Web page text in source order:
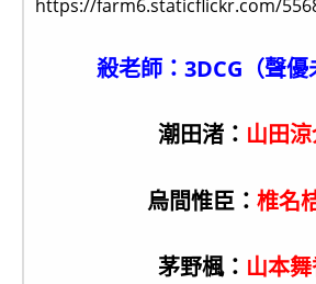
殺老師：3DCG（聲優
潮田渚： 山田
烏間惟臣： 椎名
茅野楓： 山本